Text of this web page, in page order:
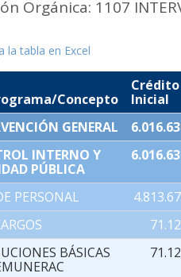
Orgánica: 1107
la tabla en Excel
Concepto
Crédito
Inicial
GENERAL
INTERNO Y
PÚBLICA
PERSONAL
BÁSICAS